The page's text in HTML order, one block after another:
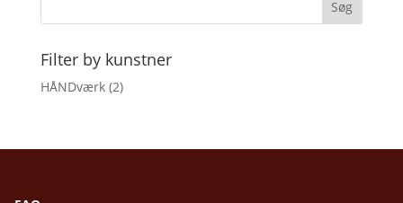
Filter by kunstner
HÅNDværk (2)